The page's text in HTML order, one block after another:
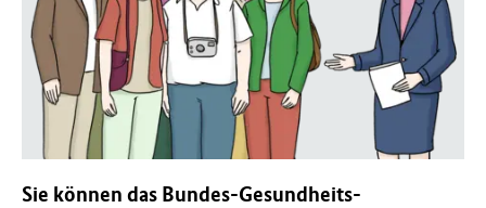
Sie können das Bundes-Gesundheits-